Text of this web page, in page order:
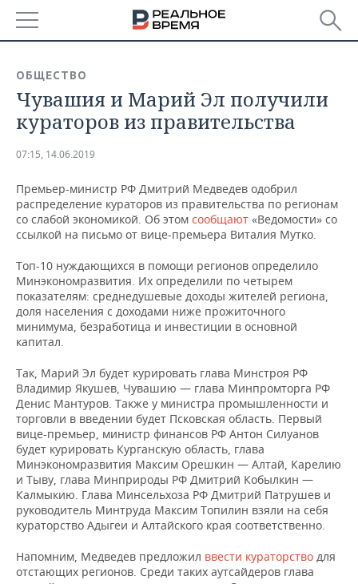
БАШКОРТОСТАН
ТАТАРСТАН
НОВОСТИ
АНАЛИТИКА
ДЕКЛАРАЦИИ О ДОХОДАХ
КОРОЛИ ГОСЗАКАЗА ПФО
ВУЗЫ ТАТАРСТАНА
КОМУ ПРИНАДЛЕЖАТ
ТОРГОВЫЕ ЦЕНТРЫ
ТАТАРСТАНА
НОВОСТИ ЭКОНОМИКИ
ФИНАНСЫ
БАНКИ
БЮДЖЕТ
ПРОМЫШЛЕННОСТЬ
НОВОСТИ
АГРОПРОМ
МАШИНОСТРОЕНИЕ
НЕФТЬ
ОПК
ЭНЕРГЕТИКА
НЕДВИЖИМОСТЬ
НОВОСТИ НЕДВИЖИМОСТИ
АВТО
НОВОСТИ АВТО
БИЗНЕС
РОЗНИЧНАЯ ТОРГОВЛЯ
ТРАНСПОРТ
УСЛУГИ
НОВОСТИ ТЕХНОЛОГИЙ
IT
МЕДИА
ТЕЛЕКОММУНИКАЦИИ
МЕРОПРИЯТИЯ
НОВОСТИ МЕРОПРИЯТИЙ
ВЫЕЗДНАЯ РЕДАКЦИЯ
БИЗНЕС-БРАНЧИ
ONLINE-КОНФЕРЕНЦИИ
ОТКРЫТАЯ ЛЕКЦИЯ
СПОРТ
НОВОСТИ СПОРТА
ФУТБОЛ
ХОККЕЙ
БАСКЕТБОЛ
ОБЩЕСТВО
НОВОСТИ ОБЩЕСТВА
ВЛАСТЬ
ИНФРАСТРУКТУРА
ФОТОГАЛЕРЕЯ
СЮЖЕТЫ
СПРАВОЧНИК
ОБЩЕСТВО
Чувашия и Марий Эл получили
кураторов из правительства
07:15, 14.06.2019
Премьер-министр РФ Дмитрий Медведев одобрил
распределение кураторов из правительства по регионам
со слабой экономикой. Об этом сообщают «Ведомости» со
ссылкой на письмо от вице-премьера Виталия Мутко.
Топ-10 нуждающихся в помощи регионов определило
Минэкономразвития. Их определили по четырем
показателям: среднедушевые доходы жителей региона,
доля населения с доходами ниже прожиточного
минимума, безработица и инвестиции в основной
капитал.
Так, Марий Эл будет курировать глава Минстроя РФ
Владимир Якушев, Чувашию — глава Минпромторга РФ
Денис Мантуров. Также у министра промышленности и
торговли в введении будет Псковская область. Первый
вице-премьер, министр финансов РФ Антон Силуанов
будет курировать Курганскую область, глава
Минэкономразвития Максим Орешкин — Алтай, Карелию
и Тыву, глава Минприроды РФ Дмитрий Кобылкин —
Калмыкию. Глава Минсельхоза РФ Дмитрий Патрушев и
руководитель Минтруда Максим Топилин взяли на себя
кураторство Адыгеи и Алтайского края соответственно.
Напомним, Медведев предложил ввести кураторство для
отстающих регионов. Среди таких аутсайдеров глава